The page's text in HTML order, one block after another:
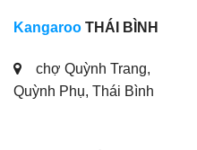
Kangaroo THÁI BÌNH
chợ Quỳnh Trang,
Quỳnh Phụ, Thái Bình